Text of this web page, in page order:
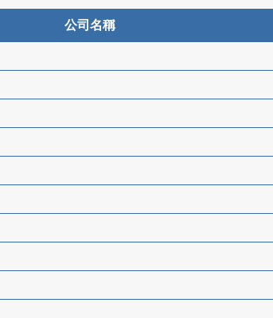
公司名稱